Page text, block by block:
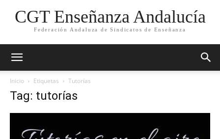
CGT Enseñanza Andalucía
Federación Andaluza de Sindicatos de Enseñanza
Inicio Etiquetas Tutorías
Tag: tutorías